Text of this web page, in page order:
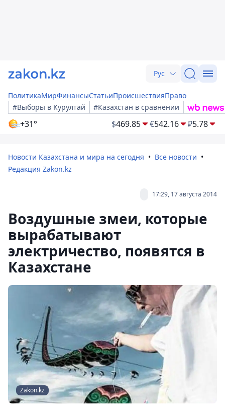
Рус
ПолитикаМирФинансыСтатьиПроисшествияПраво
#Выборы в Курултай
#Казахстан в сравнении
+31° $469.85 €542.16 ₽5.78
Новости Казахстана и мира на сегодня
Все новости
Редакция Zakon.kz
17:29, 17 августа 2014
Воздушные змеи, которые
вырабатывают
электричество, появятся в
Казахстане
Zakon.kz